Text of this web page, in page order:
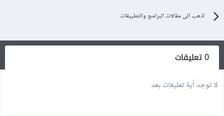
اذهب الى مقالات البرامج والتطبيقات
0 تعليقات
لا توجد أية تعليقات بعد